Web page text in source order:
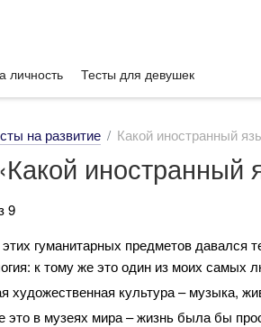
личность Тесты для девушек
на развитие Какой иностранный
иностранный
9
гуманитарных предметов давался
к тому же это один из моих самых
художественная культура – музыка,
это в музеях мира – жизнь была бы